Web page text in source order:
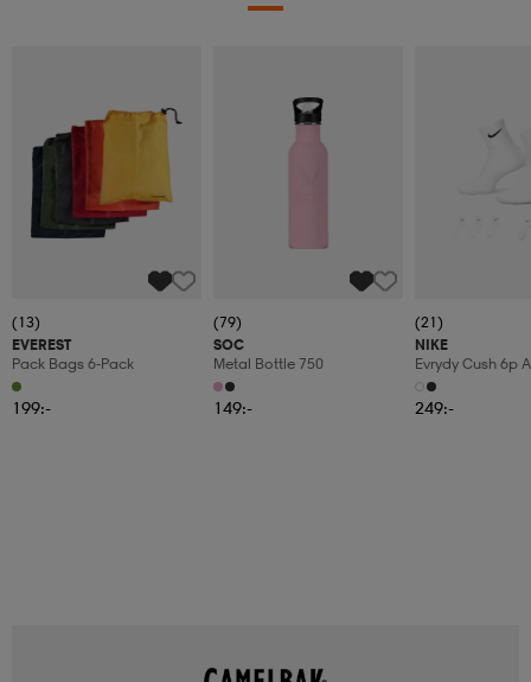
(13)
EVEREST
Pack Bags 6-Pack
199:-
(79)
SOC
Metal Bottle 750
149:-
(21)
NIKE
Evrydy Cush 6p
249:-